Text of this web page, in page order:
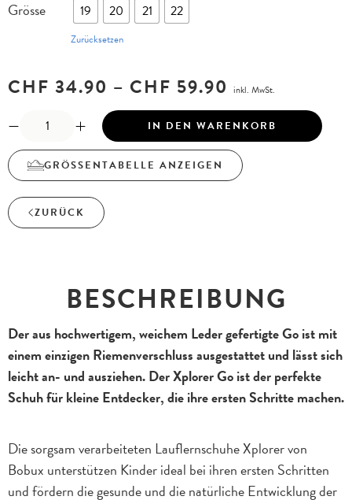
Grösse 19 20 21 22
Zurücksetzen
CHF 34.90 – CHF 59.90 inkl. MwSt.
IN DEN WARENKORB
GRÖSSENTABELLE ANZEIGEN
ZURÜCK
BESCHREIBUNG
Der aus hochwertigem, weichem Leder gefertigte Go ist mit
einem einzigen Riemenverschluss ausgestattet und lässt sich
leicht an- und ausziehen. Der Xplorer Go ist der perfekte
Schuh für kleine Entdecker, die ihre ersten Schritte machen.
Die sorgsam verarbeiteten Lauflernschuhe Xplorer von
Bobux unterstützen Kinder ideal bei ihren ersten Schritten
und fördern die gesunde und die natürliche Entwicklung der